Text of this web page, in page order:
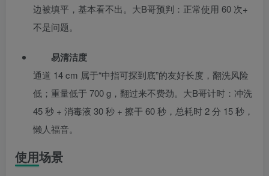
边被填平，基本看不出。大B哥预判：正常使用 60 次+
不是问题。
易清洁度
通道 14 cm 属于“中指可探到底”的友好长度，翻洗风险
低；重量低于 700 g，翻过来不费劲。大B哥计时：冲洗
45 秒 + 消毒液 30 秒 + 擦干 60 秒，总耗时 2 分 15 秒，
懒人福音。
使用场景